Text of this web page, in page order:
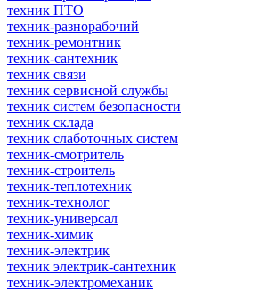
техник ПТО
техник-разнорабочий
техник-ремонтник
техник-сантехник
техник связи
техник сервисной службы
техник систем безопасности
техник склада
техник слаботочных систем
техник-смотритель
техник-строитель
техник-теплотехник
техник-технолог
техник-универсал
техник-химик
техник-электрик
техник электрик-сантехник
техник-электромеханик